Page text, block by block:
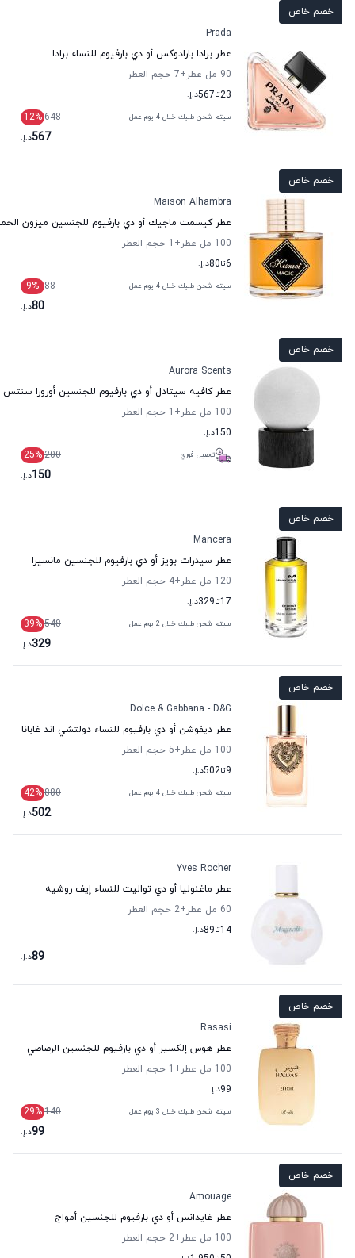
خصم خاص
Prada
عطر برادا بارادوكس أو دي بارفيوم للنساء برادا
90 مل عطر
+7
حجم العطر
23تا567د.إ.
سيتم شحن طلبك خلال 4 يوم عمل 648
12%
567د.إ.
خصم خاص
Maison Alhambra
عطر كيسمت ماجيك أو دي بارفيوم للجنسين ميزون
100 مل عطر
+1
حجم العطر
6تا80د.إ.
سيتم شحن طلبك خلال 4 يوم عمل 88
9%
80د.إ.
خصم خاص
Aurora Scents
عطر كافيه سيتادل أو دي بارفيوم للجنسين أورورا سنتس
100 مل عطر
+1
حجم العطر
150د.إ.
توصيل فوري 200
25%
150د.إ.
خصم خاص
Mancera
عطر سيدرات بويز أو دي بارفيوم للجنسين مانسيرا
120 مل عطر
+4
حجم العطر
17تا329د.إ.
سيتم شحن طلبك خلال 2 يوم عمل 548
39%
329د.إ.
خصم خاص
Dolce & Gabbana - D&G
عطر ديفوشن أو دي بارفيوم للنساء دولتشي اند غابانا
100 مل عطر
+5
حجم العطر
9تا502د.إ.
سيتم شحن طلبك خلال 4 يوم عمل 880
42%
502د.إ.
Yves Rocher
عطر ماغنوليا أو دي تواليت للنساء إيف روشيه
60 مل عطر
+2
حجم العطر
14تا89د.إ.
89د.إ.
خصم خاص
Rasasi
عطر هوس إلكسير أو دي بارفيوم للجنسين الرصاصي
100 مل عطر
+1
حجم العطر
99د.إ.
سيتم شحن طلبك خلال 3 يوم عمل 140
29%
99د.إ.
خصم خاص
Amouage
عطر غايدانس أو دي بارفيوم للجنسين أمواج
100 مل عطر
+2
حجم العطر